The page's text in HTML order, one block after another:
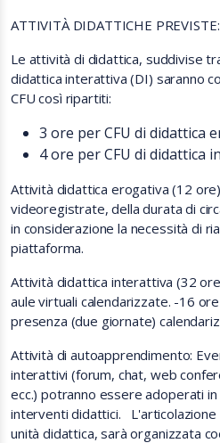
ATTIVITÀ DIDATTICHE PREVISTE:
Le attività di didattica, suddivise
didattica interattiva (DI) saranno
CFU così ripartiti:
3 ore per CFU di
4 ore per CFU di didattica
Attività didattica erogativa (12
videoregistrate, della durata di
in considerazione la necessità di
piattaforma.
Attività didattica interattiva (32
aule virtuali calendarizzate. -16
presenza (due giornate)
Attività di autoapprendimento:
interattivi (forum, chat, web
ecc.) potranno essere adoperati in
interventi didattici. L'articolazione
unità didattica, sarà organizzata